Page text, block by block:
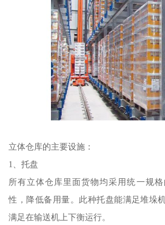
立体仓库的主要设施：
1、托盘
所有立体仓库里面货物均采用统一规
性，降低备用量。此种托盘能满足堆垛
满足在输送机上下衡运行。